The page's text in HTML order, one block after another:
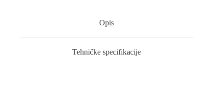
Opis
Tehničke specifikacije